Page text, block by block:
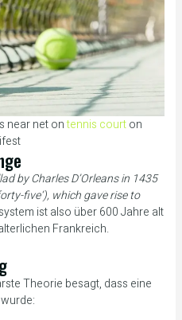
near net ontennis courton
by Charles D’Orleans in 1435
five‘), which gave rise to
ist also über 600 Jahre alt
Frankreich.
Theorie besagt, dass eine